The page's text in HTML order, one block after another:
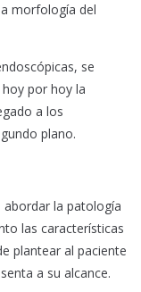
morfología del
se
por hoy la
a los
plano.
abordar la patología
las características
plantear al paciente
a su alcance.